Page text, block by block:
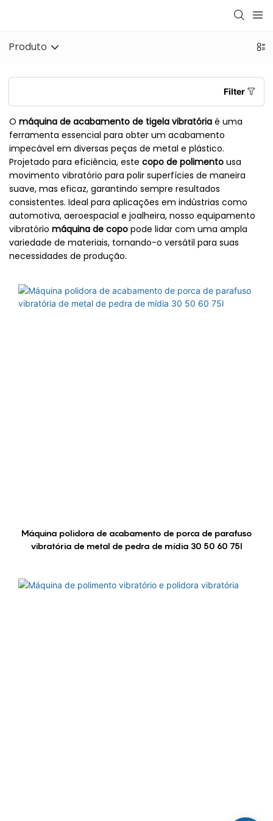
Produto
Filter
O máquina de acabamento de tigela vibratória é uma
ferramenta essencial para obter um acabamento
impecável em diversas peças de metal e plástico.
Projetado para eficiência, este copo de polimento usa
movimento vibratório para polir superfícies de maneira
suave, mas eficaz, garantindo sempre resultados
consistentes. Ideal para aplicações em indústrias como
automotiva, aeroespacial e joalheira, nosso equipamento
vibratório máquina de copo pode lidar com uma ampla
variedade de materiais, tornando-o versátil para suas
necessidades de produção.
Máquina polidora de acabamento de porca de parafuso
vibratória de metal de pedra de mídia 30 50 60 75l